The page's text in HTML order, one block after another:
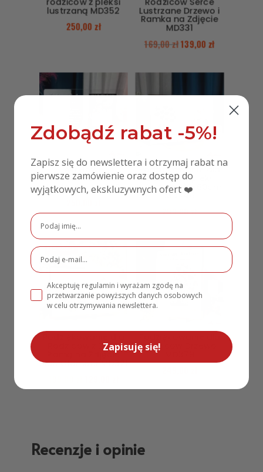
lustrzaną MD352
250,00zł
Lustrzane Drzewo i
Ramka na Zdjęcie
MD331
169,00zł139,00 zł
Akrylowe
Podziękowanie dla
Rodziców MD328
Podziękowanie dla
rodziców z pleksi
lustrzaną 40x60cm
MD346
299,00zł
Rodziców z Dużą
Ramą na Zdjęcie
Ślub Glamour MD321
rodziców Drzewo
Recenzje i opinie
Zdobądź rabat -5%!
Zapisz się do newslettera i otrzymaj rabat na
pierwsze zamówienie oraz dostęp do
wyjątkowych, ekskluzywnych ofert ❤️
Akceptuję regulamin i wyrażam zgodę na
przetwarzanie powyższych danych osobowych
w celu otrzymywania newslettera.
Zapisuję się!